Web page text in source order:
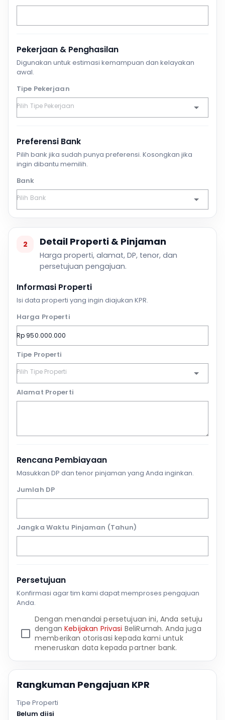
Pekerjaan & Penghasilan
Digunakan untuk estimasi kemampuan dan kelayakan
awal.
Tipe Pekerjaan
Preferensi Bank
Pilih bank jika sudah punya preferensi. Kosongkan jika
ingin dibantu memilih.
Bank
2 Detail Properti & Pinjaman
Harga properti, alamat, DP, tenor, dan
persetujuan pengajuan.
Informasi Properti
Isi data properti yang ingin diajukan KPR.
Harga Properti
Tipe Properti
Alamat Properti
Rencana Pembiayaan
Masukkan DP dan tenor pinjaman yang Anda inginkan.
Jumlah DP
Jangka Waktu Pinjaman (Tahun)
Persetujuan
Konfirmasi agar tim kami dapat memproses pengajuan
Anda.
Dengan menandai persetujuan ini, Anda setuju
denganKebijakan Privasi BeliRumah. Anda juga
memberikan otorisasi kepada kami untuk
meneruskan data kepada partner bank.
Rangkuman Pengajuan KPR
Tipe Properti
Belum diisi